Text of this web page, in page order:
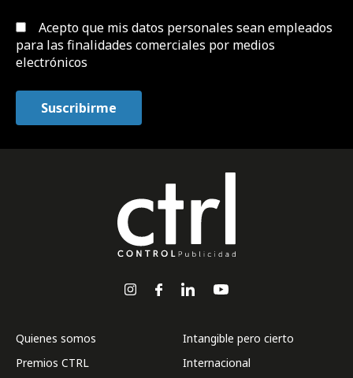
Acepto que mis datos personales sean empleados
para las finalidades comerciales por medios
electrónicos
Quienes somos
Premios CTRL
Intangible pero cierto
Internacional